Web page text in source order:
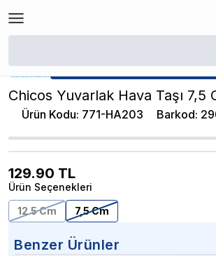
/
★ Atakan Petshop, Diğer
Chicos Yuvarlak Hava Taşı 7,5
Ürün Kodu: 771-HA203 Barkod:
129.90 TL
Ürün Seçenekleri
12.5 Cm
7,5 Cm
Benzer Ürünler